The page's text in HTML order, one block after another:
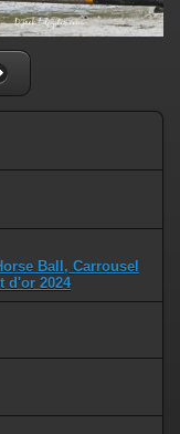
Ball, Carrousel
d'or 2024